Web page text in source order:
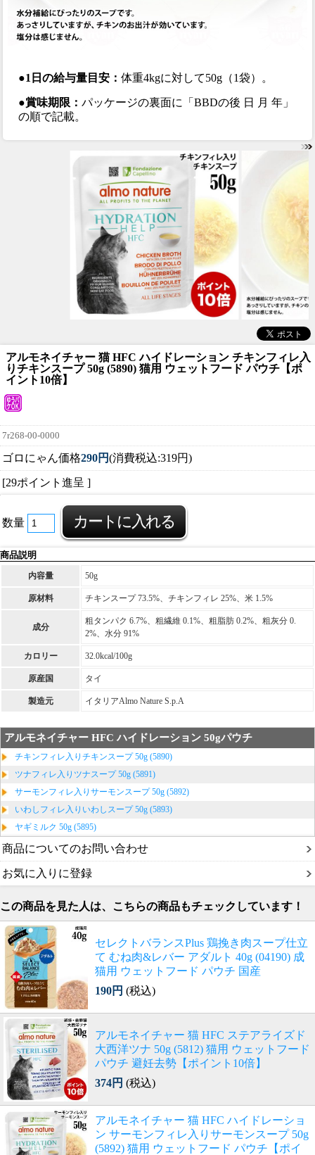
●1日の給与量目安：体重4kgに対して50g（1袋）。
●賞味期限：パッケージの裏面に「BBDの後 日 月 年」
の順で記載。
アルモネイチャー 猫 HFC ハイドレーション チキンフィレ入
りチキンスープ 50g (5890) 猫用 ウェットフード パウチ【ポ
イント10倍】
7r268-00-0000
ゴロにゃん価格290円(消費税込:319円)
[29ポイント進呈 ]
数量
商品説明
内容量 50g
原材料 チキンスープ 73.5%、チキンフィレ 25%、米 1.5%
成分
粗タンパク 6.7%、粗繊維 0.1%、粗脂肪 0.2%、粗灰分 0.
2%、水分 91%
カロリー 32.0kcal/100g
原産国 タイ
製造元 イタリアAlmo Nature S.p.A
アルモネイチャー HFC ハイドレーション 50gパウチ
チキンフィレ入りチキンスープ 50g (5890)
ツナフィレ入りツナスープ 50g (5891)
サーモンフィレ入りサーモンスープ 50g (5892)
いわしフィレ入りいわしスープ 50g (5893)
ヤギミルク 50g (5895)
商品についてのお問い合わせ
お気に入りに登録
この商品を見た人は、こちらの商品もチェックしています！
セレクトバランスPlus 鶏挽き肉スープ仕立
て むね肉&レバー アダルト 40g (04190) 成
猫用 ウェットフード パウチ 国産
190円 (税込)
アルモネイチャー 猫 HFC ステアライズド
大西洋ツナ 50g (5812) 猫用 ウェットフード
パウチ 避妊去勢【ポイント10倍】
374円 (税込)
アルモネイチャー 猫 HFC ハイドレーショ
ン サーモンフィレ入りサーモンスープ 50g
(5892) 猫用 ウェットフード パウチ【ポイ